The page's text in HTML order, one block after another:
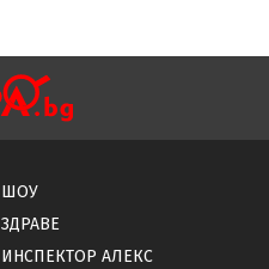
ШОУ
ЗДРАВЕ
ИНСПЕКТОР АЛЕКС